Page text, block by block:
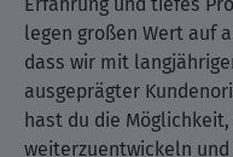
legen großen Wert auf
dass wir mit
ausgeprägter
hast du die
weiterzuentwickeln